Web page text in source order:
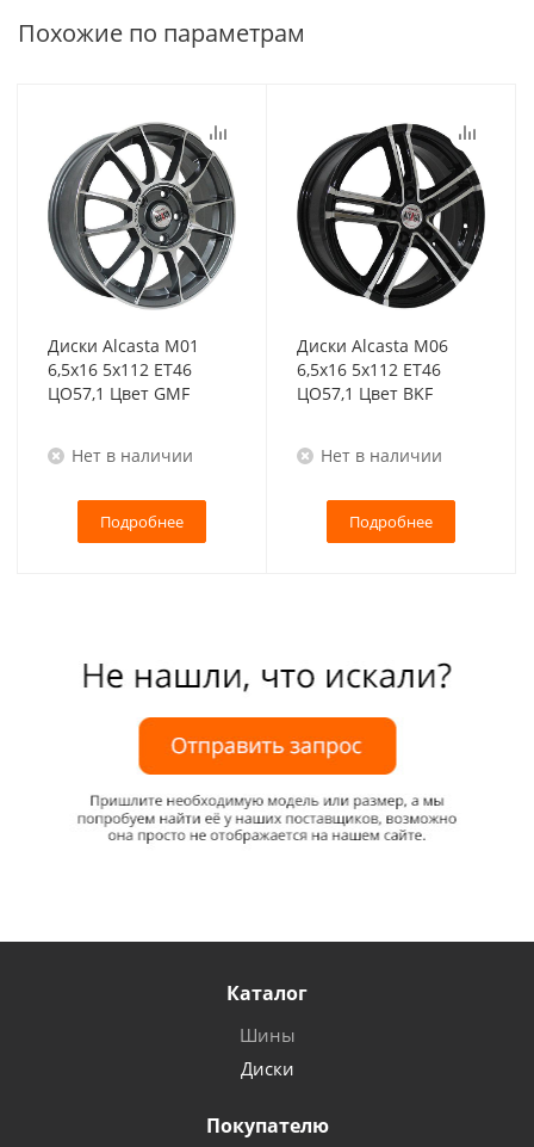
Похожие по параметрам
Диски Alcasta M01
6,5x16 5x112 ET46
ЦО57,1 Цвет GMF
Нет в наличии
Подробнее
Диски Alcasta M06
6,5x16 5x112 ET46
ЦО57,1 Цвет BKF
Нет в наличии
Подробнее
Каталог
Шины
Диски
Покупателю